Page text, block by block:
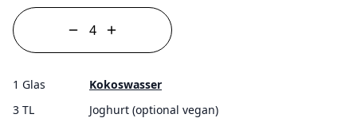
1 Glas
Kokoswasser
3 TL
Joghurt (optional vegan)